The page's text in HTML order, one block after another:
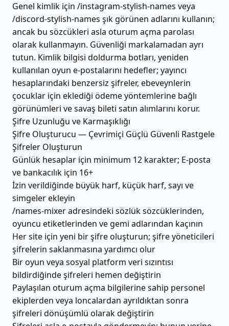
Genel kimlik için /instagram-stylish-names veya
/discord-stylish-names şık görünen adlarını kullanın;
ancak bu sözcükleri asla oturum açma parolası
olarak kullanmayın. Güvenliği markalamadan ayrı
tutun. Kimlik bilgisi doldurma botları, yeniden
kullanılan oyun e-postalarını hedefler; yayıncı
hesaplarındaki benzersiz şifreler, ebeveynlerin
çocuklar için eklediği ödeme yöntemlerine bağlı
görünümleri ve savaş bileti satın alımlarını korur.
Şifre Uzunluğu ve Karmaşıklığı
Şifre Oluşturucu — Çevrimiçi Güçlü Güvenli Rastgele
Şifreler Oluşturun
Günlük hesaplar için minimum 12 karakter; E-posta
ve bankacılık için 16+
İzin verildiğinde büyük harf, küçük harf, sayı ve
simgeler ekleyin
/names-mixer adresindeki sözlük sözcüklerinden,
oyuncu etiketlerinden ve gemi adlarından kaçının
Her site için yeni bir şifre oluşturun; şifre yöneticileri
şifrelerin saklanmasına yardımcı olur
Bir oyun veya sosyal platform veri sızıntısı
bildirdiğinde şifreleri hemen değiştirin
Paylaşılan oturum açma bilgilerine sahip personel
ekiplerden veya loncalardan ayrıldıktan sonra
şifreleri dönüşümlü olarak değiştirin